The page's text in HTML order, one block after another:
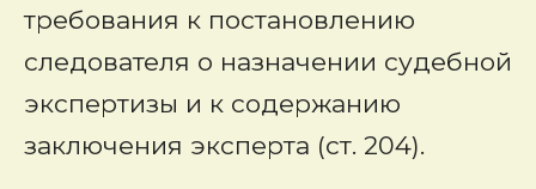
требования к постановлению
следователя о назначении судебной
экспертизы и к содержанию
заключения эксперта (ст. 204).